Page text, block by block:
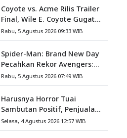
Coyote vs. Acme Rilis Trailer
Final, Wile E. Coyote Gugat
Acme Corporation ke
Pengadilan
Rabu, 5 Agustus 2026 09:33 WIB
Spider-Man: Brand New Day
Pecahkan Rekor Avengers:
Endgame, Cetak Debut Box
Office Terbesar Sepanjang
Sejarah
Rabu, 5 Agustus 2026 07:49 WIB
Harusnya Horror Tuai
Sambutan Positif, Penjualan
Tiket ATS Ludes Terjual
Selasa, 4 Agustus 2026 12:57 WIB